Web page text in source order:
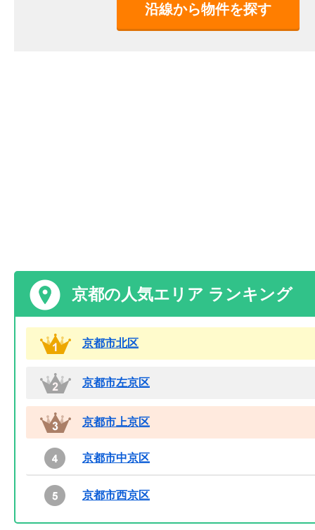
沿線から物件を探す
京都の人気エリア ランキング
京都市北区
京都市左京区
京都市上京区
京都市中京区
京都市西京区